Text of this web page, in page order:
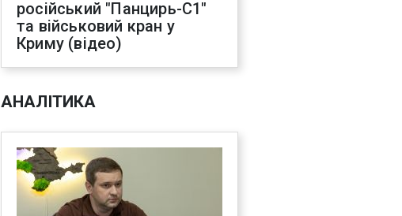
російський "Панцирь-С1"
та військовий кран у
Криму (відео)
АНАЛІТИКА